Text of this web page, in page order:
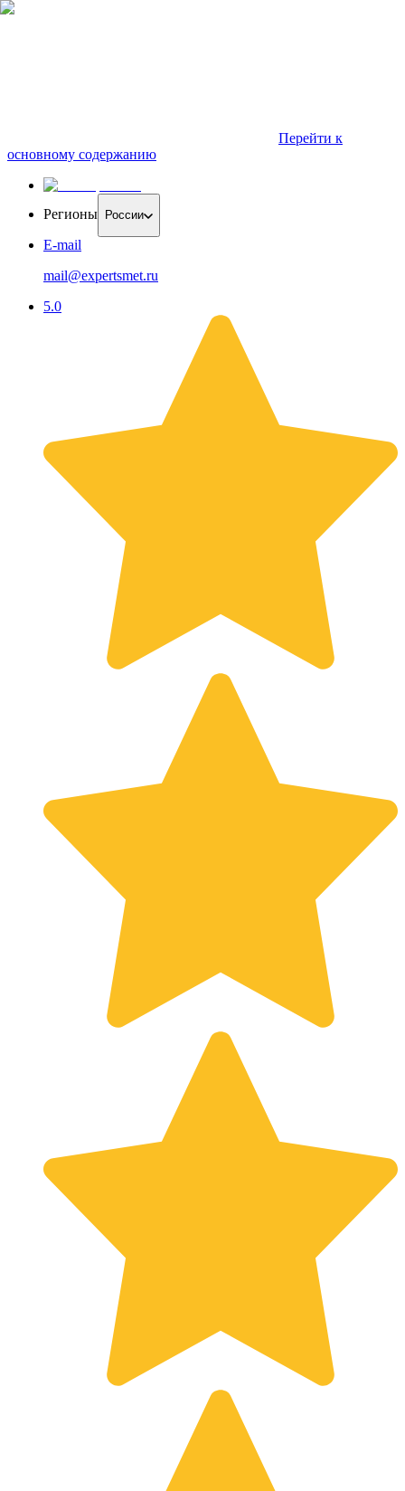
Перейти к
основному содержанию
Регионы России
E-mail
mail@expertsmet.ru
5.0